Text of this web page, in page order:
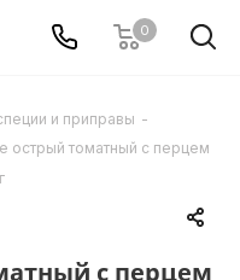
0
и приправы -
острый томатный с перцем
с перцем